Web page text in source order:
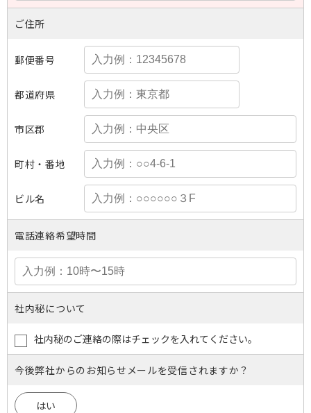
ご住所
郵便番号
都道府県
市区郡
町村・番地
ビル名
電話連絡希望時間
社内秘について
社内秘のご連絡の際はチェックを入れてください。
今後弊社からのお知らせメールを受信されますか？
はい